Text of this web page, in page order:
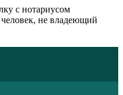
с нотариусом
человек, не владеющий